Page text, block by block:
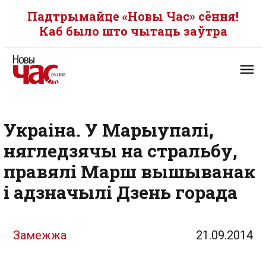
Падтрымайце «Новы Час» сёння!
Каб было што чытаць заўтра
Украіна. У Марыупалі,
нягледзячы на стральбу,
правялі Марш вышыванак
і адзначылі Дзень горада
Замежжа 21.09.2014